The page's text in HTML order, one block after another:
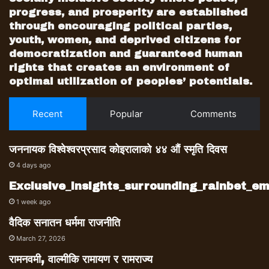
जहरबहादुर मगर, भगिवन्त राई, एक्कबहादुर गुरुङ,
चन्द्रकान्त दाहाल, बमबहादुर राई, अडिमर्दन थापामगर,
भैरव राई, भीमबहादुर अधिकारी, परशुराम अधिकारीलाई
घटना हुनुभन्दा केही दिनको अघिपछिमा पक्राउ गरिएको
थियो । कस्तो अचम्म, हुतराज बस्नेत र गडुलध्वज
थापालाई पक्राउ गर्न नसकेपछि क्रमशः उनीहरूका वृद्ध
बुबा देवीबहादुर बस्नेत र बमबहादुर थापालाई गिरफ्तार
गरियो ! पछि हुतराज र गडुलध्वजलाई सुनसरीको
चतराबाट पक्रिएपछि मात्र यी दुई वृद्धलाई छोडियो ।
हामीलाई कठोर यातना दिई सोलुखुम्बु कारागारमा
राखिएको थियो । आज पनि म त्यस बेला ठोकेका नेलको
सोलु कारागारमा रहेका अम्मरबहादुर खड्का,
शमशेरबहादुर कार्की, हर्कबहादुर कार्की, भीमबहादुर
कटुवाल, रामकुमार सुनुवार र ओखलढुंगा जेलमा रहेका
अगमशेर राई, होमशेर राई, टीकाराम राईसहित आठ
जनालाई अञ्चल कारागार, राजविराज लैजाने बहानामा
progress, and prosperity are established
through encouraging political parties,
youth, women, and deprived citizens for
democratization and guaranteed human
rights that creates an environment of
optimal utilization of peoples’ potentials.
Recent Popular Comments
जननायक विश्वेश्वरप्रसाद कोइरालाको ४४ औं स्मृति दिवस
4 days ago
1 week ago
वैदिक सनातन धर्ममा राजनीति
March 27, 2026
रामनवमी, वाल्मीकि रामायण र रामराज्य